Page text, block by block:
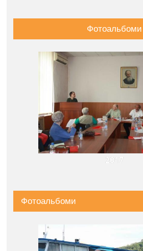
Фотоальбоми
2017
Фотоальбоми